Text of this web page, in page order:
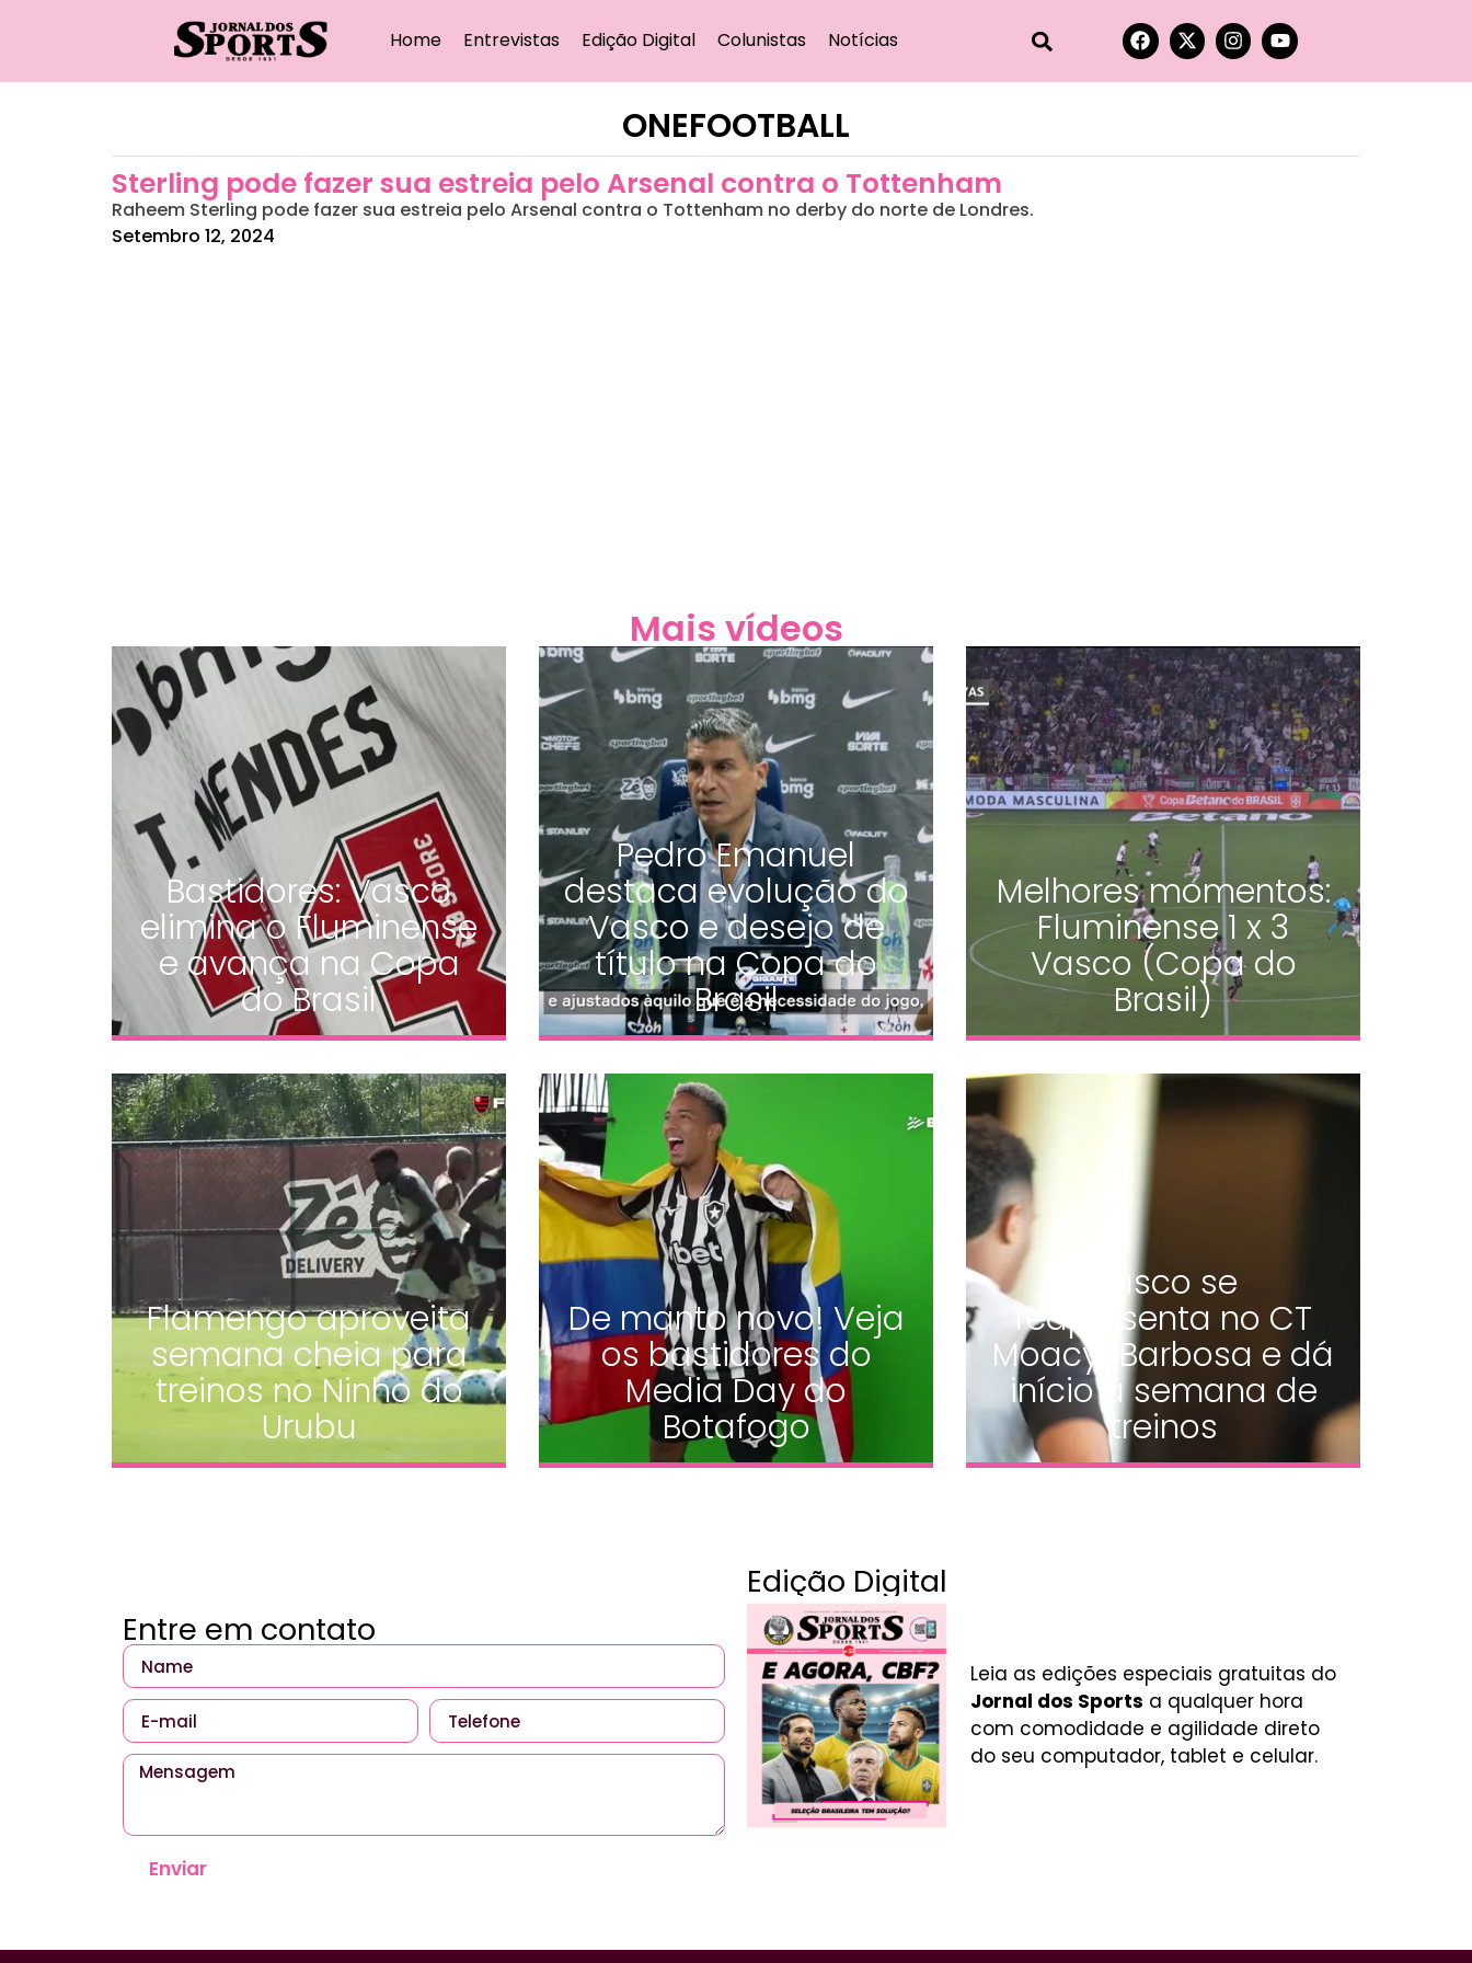
Home Entrevistas Edição Digital Colunistas Notícias
ONEFOOTBALL
Sterling pode fazer sua estreia pelo Arsenal contra o Tottenham
Raheem Sterling pode fazer sua estreia pelo Arsenal contra o Tottenham no derby do norte de Londres.
Setembro 12, 2024
Mais vídeos
Bastidores: Vasco
elimina o Fluminense
e avança na Copa
do Brasil
Pedro Emanuel
destaca evolução do
Vasco e desejo de
título na Copa do
Brasil
Melhores momentos:
Fluminense 1 x 3
Vasco (Copa do
Brasil)
Flamengo aproveita
semana cheia para
treinos no Ninho do
Urubu
De manto novo! Veja
os bastidores do
Media Day do
Botafogo
Vasco se
reapresenta no CT
Moacyr Barbosa e dá
início à semana de
treinos
Entre em contato
Enviar
Edição Digital
Leia as edições especiais gratuitas do
Jornal dos Sports a qualquer hora
com comodidade e agilidade direto
do seu computador, tablet e celular.